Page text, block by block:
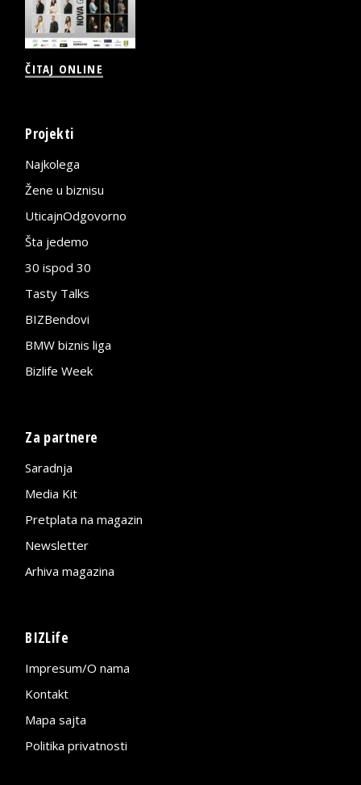
ČITAJ ONLINE
Projekti
Najkolega
Žene u biznisu
UticajnOdgovorno
Šta jedemo
30 ispod 30
Tasty Talks
BIZBendovi
BMW biznis liga
Bizlife Week
Za partnere
Saradnja
Media Kit
Pretplata na magazin
Newsletter
Arhiva magazina
BIZLife
Impresum/O nama
Kontakt
Mapa sajta
Politika privatnosti